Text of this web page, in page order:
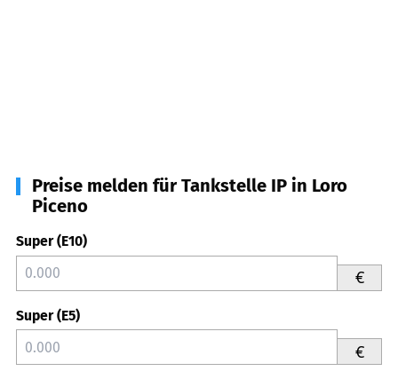
Preise melden für Tankstelle IP in Loro
Piceno
Super (E10)
€
Super (E5)
€